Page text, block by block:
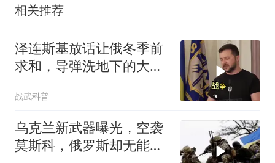
相关推荐
泽连斯基放话让俄冬季前
求和，导弹洗地下的大饼
战武科普
乌克兰新武器曝光，空袭
莫斯科，俄罗斯却无能为